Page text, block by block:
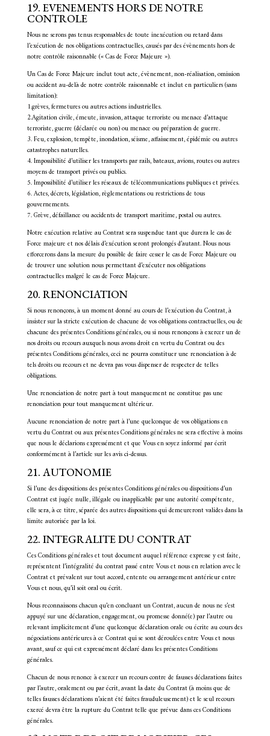
19. EVENEMENTS HORS DE NOTRE
CONTROLE
Nous ne serons pas tenus responsables de toute inexécution ou retard dans
l’exécution de nos obligations contractuelles, causés par des évènements hors de
notre contrôle raisonnable (« Cas de Force Majeure »).
Un Cas de Force Majeure inclut tout acte, évènement, non-réalisation, omission
ou accident au-delà de notre contrôle raisonnable et inclut en particuliers (sans
limitation):
1.grèves, fermetures ou autres actions industrielles.
2.Agitation civile, émeute, invasion, attaque terroriste ou menace d’attaque
terroriste, guerre (déclarée ou non) ou menace ou préparation de guerre.
3. Feu, explosion, tempête, inondation, séisme, affaissement, épidémie ou autres
catastrophes naturelles.
4. Impossibilité d’utiliser les transports par rails, bateaux, avions, routes ou autres
moyens de transport privés ou publics.
5. Impossibilité d’utiliser les réseaux de télécommunications publiques et privées.
6. Actes, décrets, législation, règlementations ou restrictions de tous
gouvernements.
7. Grève, défaillance ou accidents de transport maritime, postal ou autres.
Notre exécution relative au Contrat sera suspendue tant que durera le cas de
Force majeure et nos délais d’exécution seront prolongés d’autant. Nous nous
efforcerons dans la mesure du possible de faire cesser le cas de Force Majeure ou
de trouver une solution nous permettant d’exécuter nos obligations
contractuelles malgré le cas de Force Majeure.
20. RENONCIATION
Si nous renonçons, à un moment donné au cours de l’exécution du Contrat, à
insister sur la stricte exécution de chacune de vos obligations contractuelles, ou de
chacune des présentes Conditions générales, ou si nous renonçons à exercer un de
nos droits ou recours auxquels nous avons droit en vertu du Contrat ou des
présentes Conditions générales, ceci ne pourra constituer une renonciation à de
tels droits ou recours et ne devra pas vous dispenser de respecter de telles
obligations.
Une renonciation de notre part à tout manquement ne constitue pas une
renonciation pour tout manquement ultérieur.
Aucune renonciation de notre part à l’une quelconque de vos obligations en
vertu du Contrat ou aux présentes Conditions générales ne sera effective à moins
que nous le déclarions expressément et que Vous en soyez informé par écrit
conformément à l’article sur les avis ci-dessus.
21. AUTONOMIE
Si l’une des dispositions des présentes Conditions générales ou dispositions d’un
Contrat est jugée nulle, illégale ou inapplicable par une autorité compétente,
elle sera, à ce titre, séparée des autres dispositions qui demeureront valides dans la
limite autorisée par la loi.
22. INTEGRALITE DU CONTRAT
Ces Conditions générales et tout document auquel référence expresse y est faite,
représentent l’intégralité du contrat passé entre Vous et nous en relation avec le
Contrat et prévalent sur tout accord, entente ou arrangement antérieur entre
Vous et nous, qu’il soit oral ou écrit.
Nous reconnaissons chacun qu’en concluant un Contrat, aucun de nous ne s’est
appuyé sur une déclaration, engagement, ou promesse donné(e) par l’autre ou
relevant implicitement d’une quelconque déclaration orale ou écrite au cours des
négociations antérieures à ce Contrat qui se sont déroulées entre Vous et nous
avant, sauf ce qui est expressément déclaré dans les présentes Conditions
générales.
Chacun de nous renonce à exercer un recours contre de fausses déclarations faites
par l’autre, oralement ou par écrit, avant la date du Contrat (à moins que de
telles fausses déclarations n’aient été faites frauduleusement) et le seul recours
exercé devra être la rupture du Contrat telle que prévue dans ces Conditions
générales.